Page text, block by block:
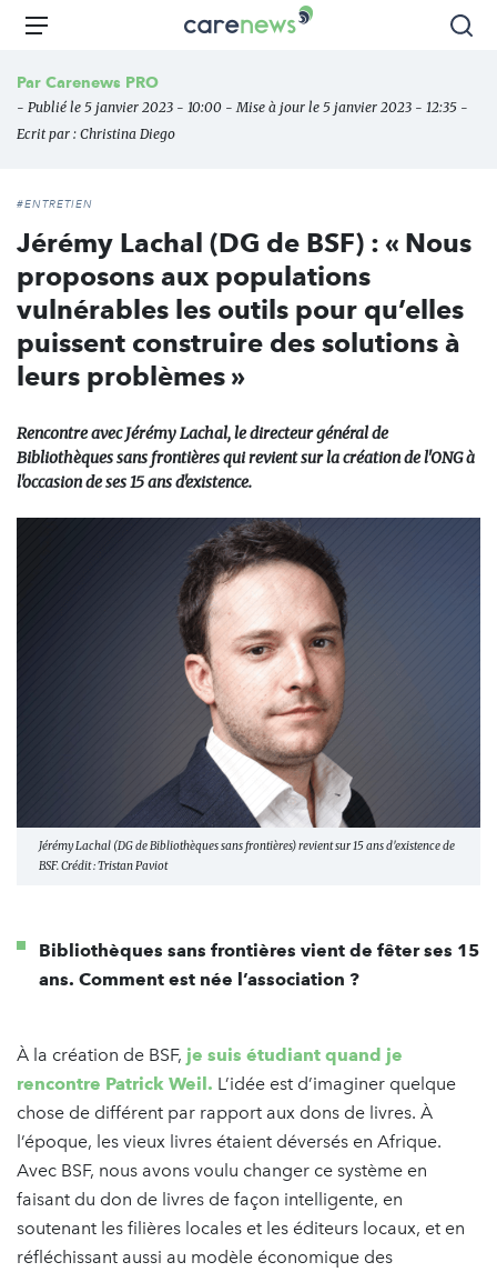
Aller
principal
Carenews,
des
Menu
Par Carenews PRO
- Publié le 5 janvier 2023 - 10:00 - Mise à jour le 5 janvier 2023 - 12:35 -
Ecrit par : Christina Diego
#ENTRETIEN
Jérémy Lachal (DG de BSF) : « Nous
proposons aux populations
vulnérables les outils pour qu’elles
puissent construire des solutions à
leurs problèmes »
Rencontre avec Jérémy Lachal, le directeur général de
Bibliothèques sans frontières qui revient sur la création de l'ONG à
l'occasion de ses 15 ans d'existence.
Jérémy Lachal (DG de Bibliothèques sans frontières) revient sur 15 ans d'existence de
BSF. Crédit : Tristan Paviot
Bibliothèques sans frontières vient de fêter ses 15
ans. Comment est née l’association ?
À la création de BSF, je suis étudiant quand je
rencontre Patrick Weil. L’idée est d’imaginer quelque
chose de différent par rapport aux dons de livres. À
l’époque, les vieux livres étaient déversés en Afrique.
Avec BSF, nous avons voulu changer ce système en
faisant du don de livres de façon intelligente, en
soutenant les filières locales et les éditeurs locaux, et en
réfléchissant aussi au modèle économique des